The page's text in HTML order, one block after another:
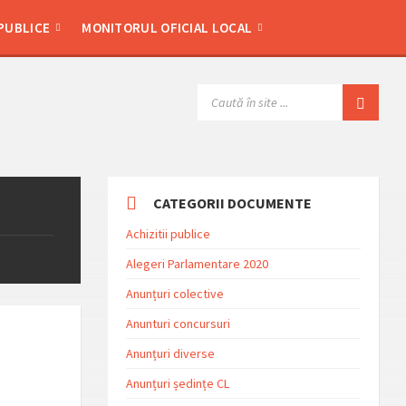
MONITORUL OFICIAL LOCAL
CATEGORII DOCUMENTE
Achizitii publice
Alegeri Parlamentare 2020
Anunțuri colective
Anunturi concursuri
Anunțuri diverse
Anunțuri ședințe CL